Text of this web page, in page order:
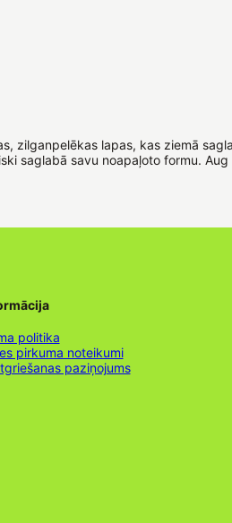
zilganpelēkas lapas, kas ziemā
saglabā savu noapaļoto formu. Aug
politika
pirkuma noteikumi
paziņojums